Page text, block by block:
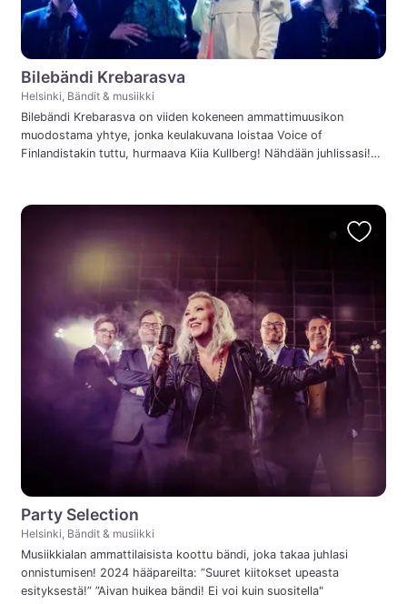
Bilebändi Krebarasva
Helsinki, Bändit & musiikki
Bilebändi Krebarasva on viiden kokeneen ammattimuusikon
muodostama yhtye, jonka keulakuvana loistaa Voice of
Finlandistakin tuttu, hurmaava Kiia Kullberg! Nähdään juhlissasi!
Party Selection
Helsinki, Bändit & musiikki
Musiikkialan ammattilaisista koottu bändi, joka takaa juhlasi
onnistumisen! 2024 hääpareilta: ”Suuret kiitokset upeasta
esityksestä!” ”Aivan huikea bändi! Ei voi kuin suositella"